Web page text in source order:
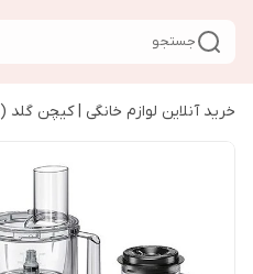
جستجو
خرید آنلاین لوازم خانگی | کیچن گلد (Kitchen Gold)